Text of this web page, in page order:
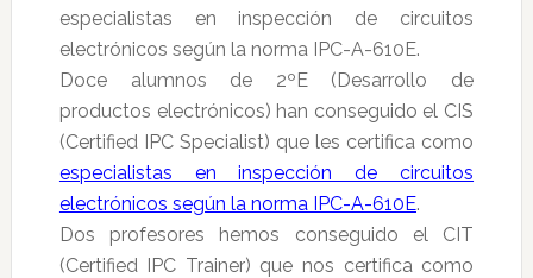
especialistas en inspección de circuitos
electrónicos según la norma IPC-A-610E.
Doce alumnos de 2ºE (Desarrollo de
productos electrónicos) han conseguido el CIS
(Certified IPC Specialist) que les certifica como
especialistas en inspección de circuitos
electrónicos según la norma IPC-A-610E.
Dos profesores hemos conseguido el CIT
(Certified IPC Trainer) que nos certifica como